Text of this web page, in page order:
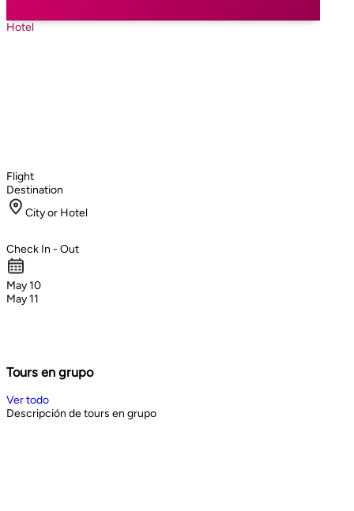
Hotel
Flight
Destination
City or Hotel
Check In - Out
May 10
May 11
Tours en grupo
Ver todo
Descripción de tours en grupo